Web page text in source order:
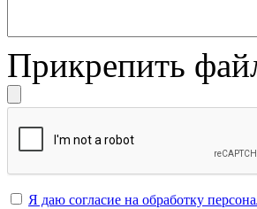
Прикрепить
Я даю согласие на обработку